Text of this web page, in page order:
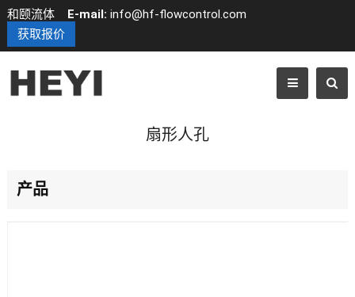
和颐流体 E-mail: info@hf-flowcontrol.com
获取报价
扇形人孔
产品